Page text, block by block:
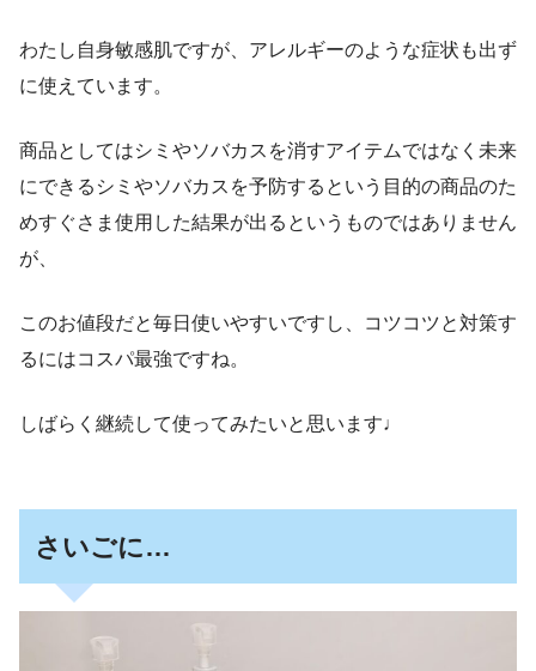
わたし自身敏感肌ですが、アレルギーのような症状も出ず
に使えています。
商品としてはシミやソバカスを消すアイテムではなく未来
にできるシミやソバカスを予防するという目的の商品のた
めすぐさま使用した結果が出るというものではありません
が、
このお値段だと毎日使いやすいですし、コツコツと対策す
るにはコスパ最強ですね。
しばらく継続して使ってみたいと思います♩
さいごに…